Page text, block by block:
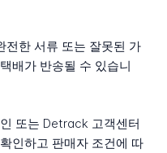
전한 서류 또는 잘못된 가
배가 반송될 수 있습니
또는 Detrack 고객센터
인하고 판매자 조건에 따